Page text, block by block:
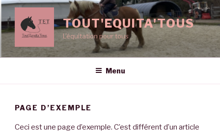
Aller
contenu
TOUT'EQUITA'TOUS
L'équitation pour tous
Menu
PAGE D’EXEMPLE
Ceci est une page d’exemple. C’est différent d’un article